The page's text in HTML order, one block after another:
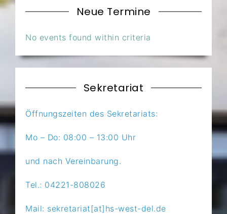
Neue Termine
No events found within criteria
Sekretariat
Öffnungszeiten des Sekretariats:
Mo – Do: 08:00 – 13:00 Uhr
und nach Vereinbarung.
Tel.: 04221-808026
Mail: sekretariat[at]hs-west-del.de